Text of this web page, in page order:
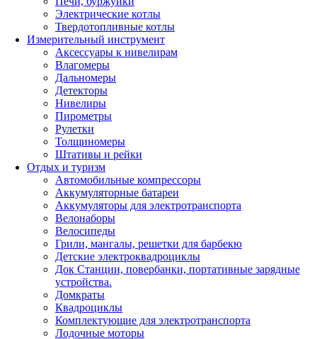
Электрические котлы
Твердотопливные котлы
Измерительный инструмент
Аксессуары к нивелирам
Влагомеры
Дальномеры
Детекторы
Нивелиры
Пирометры
Рулетки
Толщиномеры
Штативы и рейки
Отдых и туризм
Автомобильные компрессоры
Аккумуляторные батареи
Аккумуляторы для электротранспорта
Велонаборы
Велосипеды
Грили, мангалы, решетки для барбекю
Детские электроквадроциклы
Док Станции, повербанки, портативные зарядные
устройства.
Домкраты
Квадроциклы
Комплектующие для электротранспорта
Лодочные моторы